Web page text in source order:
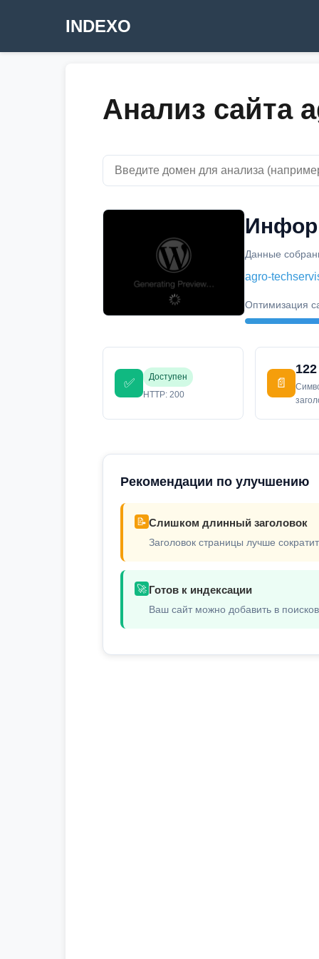
INDEXO
Анализ сайта
Данные
agro-
Оптимизация
✅
Доступен
HTTP: 200
📄
122
Рекомендации по улучшению
📝 Слишком длинный заголовок
Заголовок страницы лучше
🚀 Готов к индексации
Ваш сайт можно добавить в